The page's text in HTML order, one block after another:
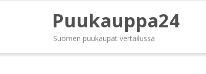
Puukauppa24
Suomen puukaupat vertailussa